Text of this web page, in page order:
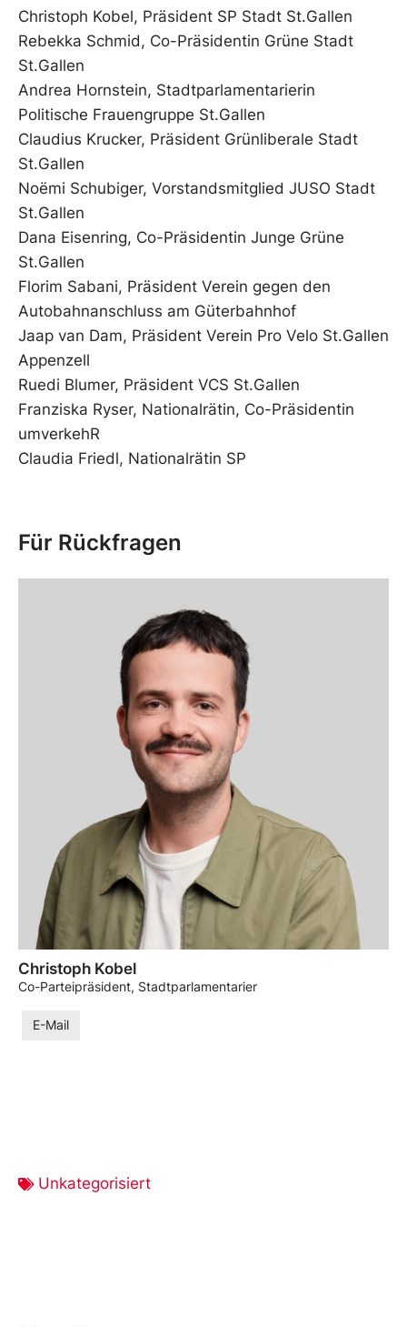
Christoph Kobel, Präsident SP Stadt St.Gallen
Rebekka Schmid, Co-Präsidentin Grüne Stadt
St.Gallen
Andrea Hornstein, Stadtparlamentarierin
Politische Frauengruppe St.Gallen
Claudius Krucker, Präsident Grünliberale Stadt
St.Gallen
Noëmi Schubiger, Vorstandsmitglied JUSO Stadt
St.Gallen
Dana Eisenring, Co-Präsidentin Junge Grüne
St.Gallen
Florim Sabani, Präsident Verein gegen den
Autobahnanschluss am Güterbahnhof
Jaap van Dam, Präsident Verein Pro Velo St.Gallen
Appenzell
Ruedi Blumer, Präsident VCS St.Gallen
Franziska Ryser, Nationalrätin, Co-Präsidentin
umverkehR
Claudia Friedl, Nationalrätin SP
Für Rückfragen
Christoph Kobel
Co-Parteipräsident, Stadtparlamentarier
E-Mail
Unkategorisiert